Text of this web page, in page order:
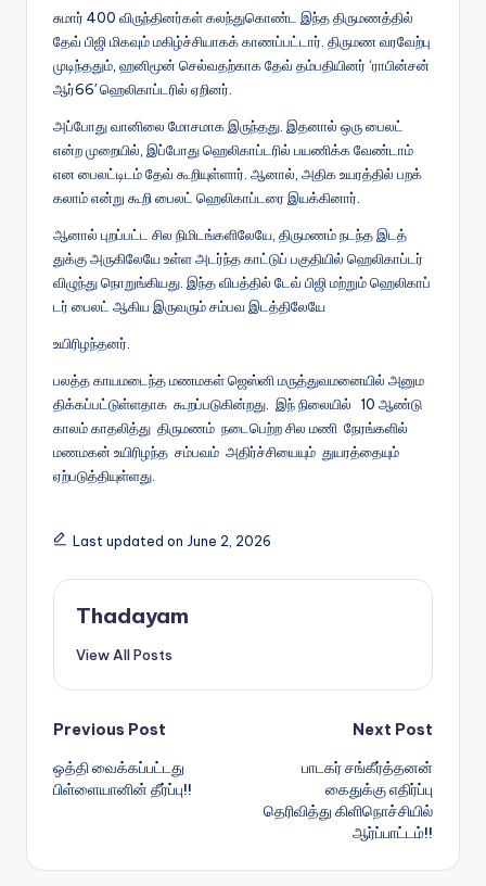
சுமார் 400 விருந்​தினர்​கள் கலந்​து​கொண்ட இந்த திரு​மணத்​தில்
தேவ் பிஜி மிக​வும் மகிழ்ச்சியாகக் காணப்​பட்​டார். திருமண வரவேற்பு
முடிந்​ததும், ஹனிமூன் செல்​வதற்​காக தேவ் தம்​ப​தி​யினர் ‘ராபின்​சன்
ஆர்​66′ ஹெலி​காப்​டரில் ஏறினர்.
அப்​போது வானிலை மோச​மாக இருந்தது. இதனால் ஒரு பைலட்
என்ற முறை​யில், இப்​போது ஹெலிகாப்டரில் பயணிக்க வேண்​டாம்
என பைலட்​டிடம் தேவ் கூறி​யுள்​ளார். ஆனால், அதிக உயரத்​தில் பறக்​
கலாம் என்று கூறி பைலட் ஹெலி​காப்​டரை இயக்​கி​னார்.
ஆனால் புறப்​பட்ட சில நிமிடங்​களி​லேயே, திரு​மணம் நடந்த இடத்​
துக்கு அரு​கிலேயே உள்ள அடர்ந்த காட்​டுப் பகு​தி​யில் ஹெலி​காப்​டர்
விழுந்து நொறுங்​கியது. இந்த விபத்​தில் டேவ் பிஜி மற்​றும் ஹெலி​காப்​
டர் பைலட் ஆகிய இரு​வரும் சம்பவ இடத்​திலேயே
உயி​ரிழந்​தனர்.
பலத்த காயமடைந்த மணமகள் ஜெஸ்னி மருத்​து​வ​மனை​யில் அனு​ம​
திக்​கப்​பட்​டுள்ளதாக கூறப்படுகின்றது. இந் நிலையில் 10 ஆண்டு
காலம் காதலித்து திருமணம் நடைபெற்ற சில மணி நேரங்களில்
மணமகன் உயிரிழந்த சம்பவம் அதிர்ச்சியையும் துயரத்தையும்
ஏற்படுத்தியுள்ளது.
Last updated on June 2, 2026
Thadayam
View All Posts
Post
navigation
Previous Post
ஒத்தி வைக்கப்பட்டது
பிள்ளையானின் தீர்ப்பு!!
Next Post
பாடகர் சங்கீர்த்தனன்
கைதுக்கு எதிர்ப்பு
தெரிவித்து கிளிநொச்சியில்
ஆர்ப்பாட்டம்!!